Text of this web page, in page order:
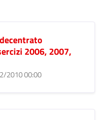
2006, 2007,
2010 00:00